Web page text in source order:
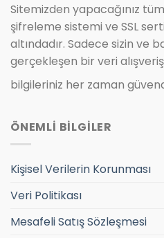
Sitemizden yapacağınız
şifreleme sistemi ve SSL
altındadır. Sadece sizin ve
gerçekleşen bir veri
bilgileriniz her zaman
ÖNEMLİ BİLGİLER
Kişisel Verilerin Korunması
Veri Politikası
Mesafeli Satış Sözleşmesi